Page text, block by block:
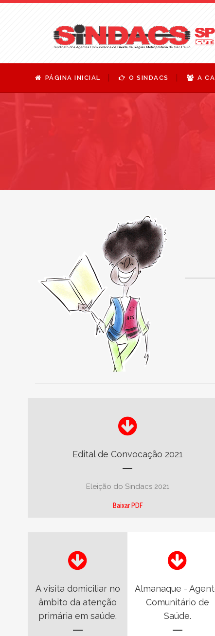
PÁGINA INICIAL O SINDACS A
Edital de Convocação 2021
Eleição do Sindacs 2021
Baixar PDF
A visita domiciliar no
âmbito da atenção
primária em saúde.
Almanaque -
Comunitário de
Saúde.